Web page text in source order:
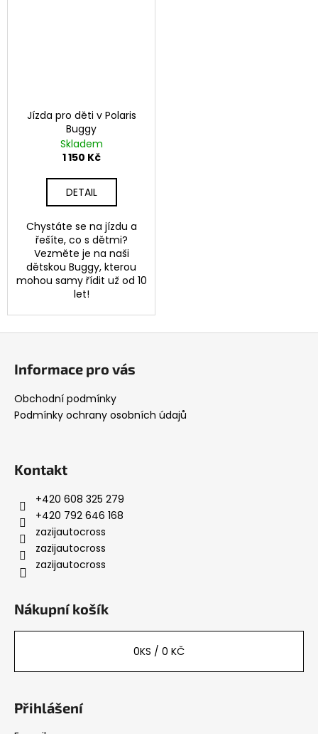
Jízda pro děti v Polaris
Buggy
Skladem
1 150 Kč
DETAIL
Chystáte se na jízdu a
řešíte, co s dětmi?
Vezměte je na naši
dětskou Buggy, kterou
mohou samy řídit už od 10
let!
Informace pro vás
Obchodní podmínky
Podmínky ochrany osobních údajů
Kontakt
+420 608 325 279
+420 792 646 168
zazijautocross
zazijautocross
zazijautocross
Nákupní košík
0KS / 0 KČ
Přihlášení